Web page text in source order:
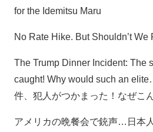
for the Idemitsu Maru
No Rate Hike. But Shouldn’t We
The Trump Dinner Incident: The
caught! Why would such an
件、犯人がつかまった！なぜこ
アメリカの晩餐会で銃声…日本